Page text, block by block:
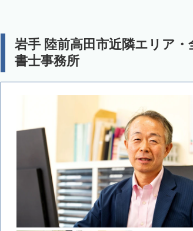
岩手 陸前高田市近隣エリア
書士事務所